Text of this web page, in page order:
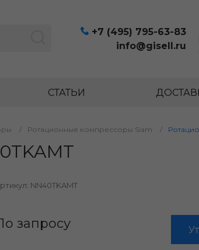
+7 (495) 795-63-83
info@gisell.ru
СТАТЬИ
/ Ротационные компрессоры Siam /
NN40TKAMT
запросу